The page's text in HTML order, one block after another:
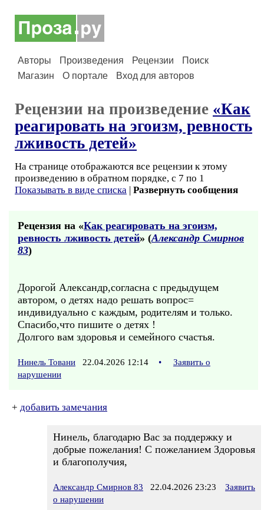
Авторы Произведения Рецензии
Поиск
Магазин
О портале Вход для авторов
Рецензии на произведение «Как
реагировать на эгоизм, ревность
лживость детей»
На странице отображаются все рецензии к этому
произведению в обратном порядке, с 7 по 1
Показывать в виде списка | Развернуть сообщения
Рецензия на «Как реагировать на эгоизм,
ревность лживость детей» (Александр Смирнов
83)
Дорогой Александр,согласна с предыдущем
автором, о детях надо решать вопрос=
индивидуально с каждым, родителям и только.
Спасибо,что пишите о детях !
Долгого вам здоровья и семейного счастья.
Нинель Товани 22.04.2026 12:14 •
Заявить о
нарушении
+ добавить замечания
Нинель, благодарю Вас за поддержку и
добрые пожелания! С пожеланием Здоровья
и благополучия,
Александр Смирнов 83 22.04.2026 23:23
Заявить
о нарушении